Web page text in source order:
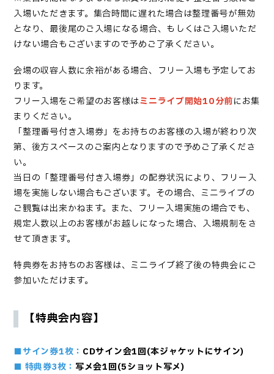
入場いただきます。集合時間に遅れた場合は整理番号が無効
となり、最後尾のご入場になる場合、もしくはご入場いただ
けない場合もございますので予めご了承ください。
会場の収容人数に余裕がある場合、フリー入場も予定してお
ります。
フリー入場をご希望のお客様はミニライブ開始10分前にお集
まりください。
「整理番号付き入場券」をお持ちのお客様の入場が終わり次
第、後方スペースのご案内となりますので予めご了承くださ
い。
当日の「整理番号付き入場券」の配券状況により、フリー入
場を実施しない場合もございます。その場合、ミニライブの
ご観覧は出来かねます。また、フリー入場実施の場合でも、
規定人数以上のお客様がお越しになった場合、入場規制をさ
せて頂きます。
特典券をお持ちのお客様は、ミニライブ終了後の特典会にご
参加いただけます。
【特典会内容】
■サイン券1枚： CDサイン会1回(本ジャケットにサイン)
■ 特典券3枚： 写メ会1回(5ショット写メ)